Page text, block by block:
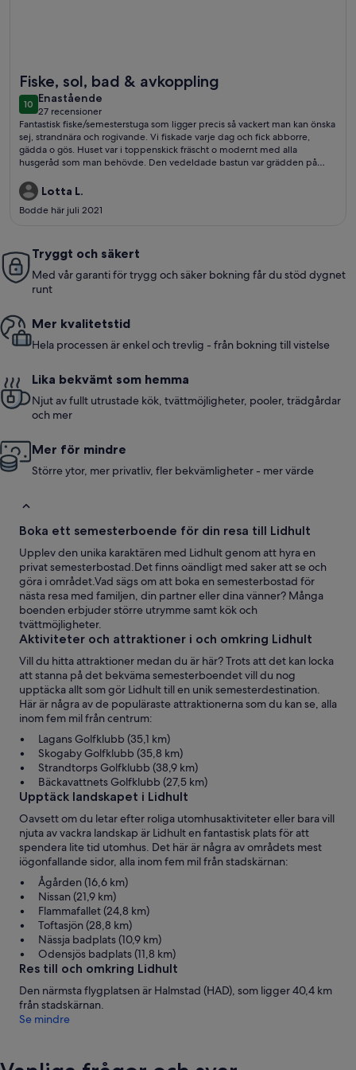
Fiske, sol, bad & avkoppling
1010 av 10
Enastående
enastående
27 recensioner
(27 recensioner)
Fantastisk fiske/semesterstuga som ligger precis så vackert man kan önska
sej, strandnära och rogivande. Vi fiskade varje dag och fick abborre,
gädda o gös. Huset var i toppenskick fräscht o modernt med alla
husgeråd som man behövde. Den vedeldade bastun var grädden på
däcket som omgärdade bastun. Underbart!! Prövade även att äta vid
Tiraholms Fisk där det serverades fisk från sjön. Jättegott!! Badplats m
brygga fanns precis runt vassruggen om man ville ha det, men vi hade allt
vecka gjorde det hela magiskt!! Tack Jimmy med Pappa 5 av 5 stjärnor. Ja
vi kommer definitivt komma tillbaka!!
Lotta L.
Bodde här juli 2021
Tryggt och säkert
Med vår garanti för trygg och säker bokning får du stöd dygnet
runt
Mer kvalitetstid
Hela processen är enkel och trevlig - från bokning till vistelse
Lika bekvämt som hemma
Njut av fullt utrustade kök, tvättmöjligheter, pooler, trädgårdar
och mer
Mer för mindre
Större ytor, mer privatliv, fler bekvämligheter - mer värde
Boka ett semesterboende för din resa till Lidhult
Upplev den unika karaktären med Lidhult genom att hyra en
privat semesterbostad.Det finns oändligt med saker att se och
göra i området.Vad sägs om att boka en semesterbostad för
nästa resa med familjen, din partner eller dina vänner? Många
boenden erbjuder större utrymme samt kök och
tvättmöjligheter.
Aktiviteter och attraktioner i och omkring Lidhult
Vill du hitta attraktioner medan du är här? Trots att det kan locka
att stanna på det bekväma semesterboendet vill du nog
upptäcka allt som gör Lidhult till en unik semesterdestination.
Här är några av de populäraste attraktionerna som du kan se, alla
inom fem mil från centrum:
Lagans Golfklubb (35,1 km)
Skogaby Golfklubb (35,8 km)
Strandtorps Golfklubb (38,9 km)
Bäckavattnets Golfklubb (27,5 km)
Upptäck landskapet i Lidhult
Oavsett om du letar efter roliga utomhusaktiviteter eller bara vill
njuta av vackra landskap är Lidhult en fantastisk plats för att
spendera lite tid utomhus. Det här är några av områdets mest
iögonfallande sidor, alla inom fem mil från stadskärnan:
Ågården (16,6 km)
Nissan (21,9 km)
Flammafallet (24,8 km)
Toftasjön (28,8 km)
Nässja badplats (10,9 km)
Odensjös badplats (11,8 km)
Res till och omkring Lidhult
Den närmsta flygplatsen är Halmstad (HAD), som ligger 40,4 km
från stadskärnan.
Se mindre